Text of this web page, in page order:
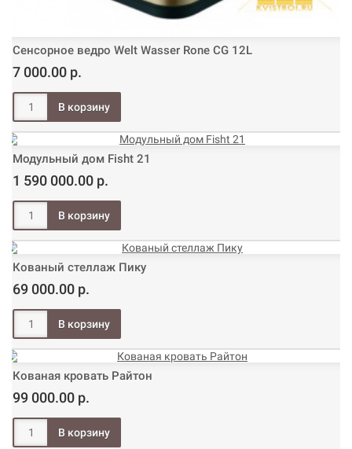
Сенсорное ведро Welt Wasser Rone CG 12L
7 000.00 р.
Модульный дом Fisht 21
1 590 000.00 р.
Кованый стеллаж Пику
69 000.00 р.
Кованая кровать Райтон
99 000.00 р.